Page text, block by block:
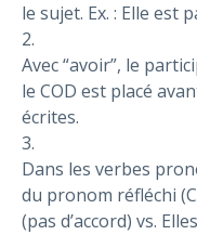
le sujet. Ex. : Elle est
2.
Avec “avoir”, le
le COD est placé
écrites.
3.
Dans les verbes
du pronom réfléchi
(pas d’accord) vs.